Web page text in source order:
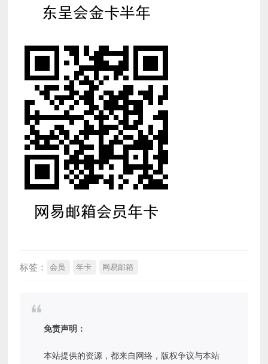
标签： 会员 年卡 网易邮箱
免责声明：
本站提供的资源，都来自网络，版权争议与本站